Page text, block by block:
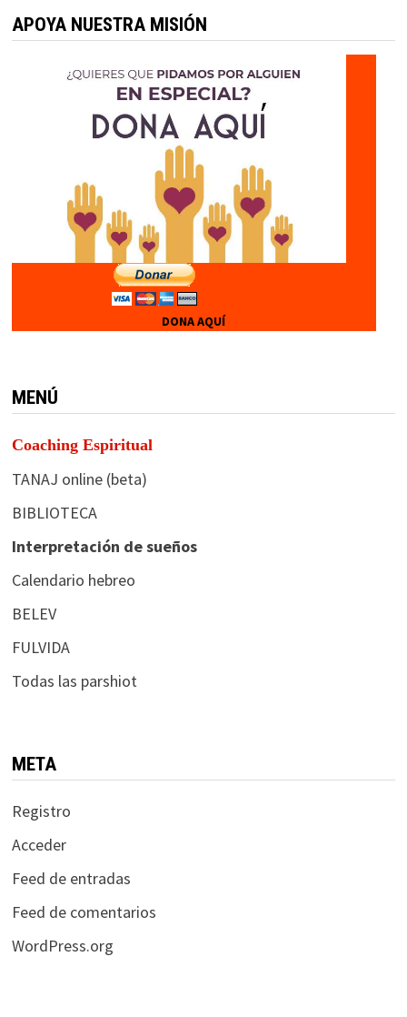
APOYA NUESTRA MISIÓN
DONA AQUÍ
MENÚ
Coaching Espiritual
TANAJ online (beta)
BIBLIOTECA
Interpretación de sueños
Calendario hebreo
BELEV
FULVIDA
Todas las parshiot
META
Registro
Acceder
Feed de entradas
Feed de comentarios
WordPress.org